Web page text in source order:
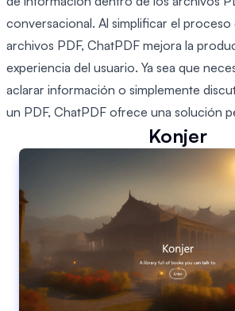
conversacional. Al simplificar el
archivos PDF, ChatPDF mejora la
experiencia del usuario. Ya sea que
aclarar información o simplemente
un PDF, ChatPDF ofrece una solución
Konjer